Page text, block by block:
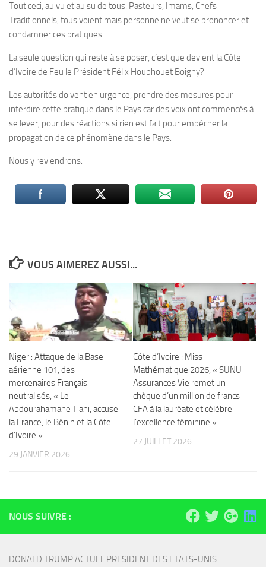
Tout ceci, au vu et au su de tous. Pasteurs, Imams, Chefs
Traditionnels, tous voient mais personne ne veut se prononcer et
condamner ces pratiques.
La seule question qui reste à se poser, c’est que devient la Côte
d’Ivoire de Feu le Président Félix Houphouët Boigny?
Les autorités doivent en urgence, prendre des mesures pour
interdire cette pratique dans le Pays car des voix ont commencés à
se lever, pour des réactions si rien est fait pour empêcher la
propagation de ce phénomène dans le Pays.
Nous y reviendrons.
VOUS AIMEREZ AUSSI...
Niger : Attaque de la Base
aérienne 101, des
mercenaires Français
neutralisés, « Le
Abdourahamane Tiani, accuse
la France, le Bénin et la Côte
d’Ivoire »
29 JANVIER 2026
Côte d’Ivoire : Miss
Mathématique 2026, « SUNU
Assurances Vie remet un
chèque d’un million de francs
CFA à la lauréate et célèbre
l’excellence féminine »
27 JUILLET 2026
NOUS SUIVRE :
DONALD TRUMP ACTUEL PRESIDENT DES ETATS-UNIS